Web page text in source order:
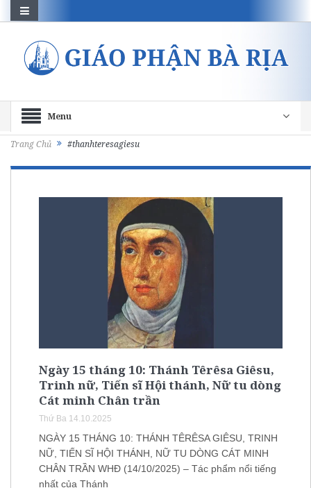
Menu
Trang Chủ #thanhteresagiesu
Ngày 15 tháng 10: Thánh Têrêsa Giêsu,
Trinh nữ, Tiến sĩ Hội thánh, Nữ tu dòng
Cát minh Chân trần
Thứ Ba 14.10.2025
NGÀY 15 THÁNG 10: THÁNH TÊRÊSA GIÊSU, TRINH
NỮ, TIẾN SĨ HỘI THÁNH, NỮ TU DÒNG CÁT MINH
CHÂN TRẦN WHĐ (14/10/2025) – Tác phẩm nổi tiếng
nhất của Thánh